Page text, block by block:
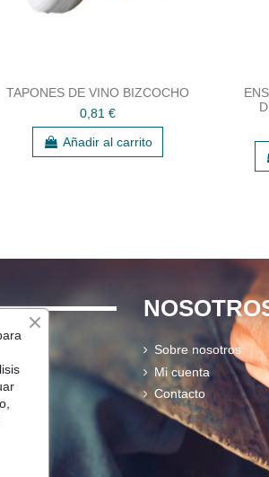
TAPONES DE VINO BIZCOCHO
0,81 €
Añadir al carrito
Sobre nosotros
Mi cuenta
Contacto